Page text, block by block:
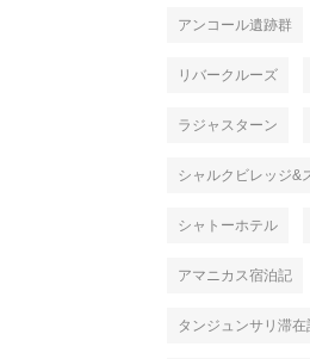
アンコール遺跡群
リバークルーズ
ラジャスターン
シャルクビレッジ&
シャトーホテル
アマニカス宿泊記
タンジュンサリ滞在